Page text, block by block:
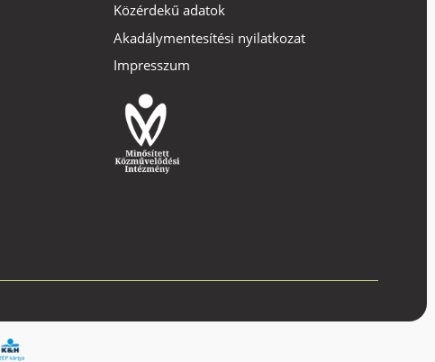
Közérdekű adatok
Akadálymentesítési nyilatkozat
Impresszum